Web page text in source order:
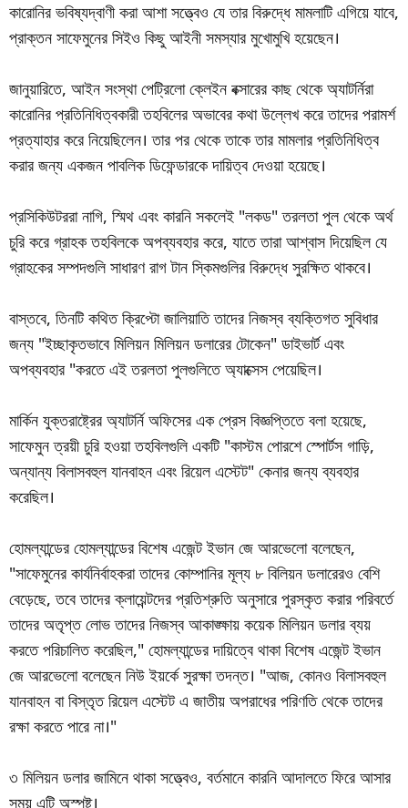
কারোনির ভবিষ্যদ্বাণী করা আশা সত্ত্বেও যে তার বিরুদ্ধে মামলাটি এগিয়ে যাবে,
প্রাক্তন সাফেমুনের সিইও কিছু আইনী সমস্যার মুখোমুখি হয়েছেন।
জানুয়ারিতে, আইন সংস্থা পেট্রিলো ক্লেইন বক্সারের কাছ থেকে অ্যাটর্নিরা
কারোনির প্রতিনিধিত্বকারী তহবিলের অভাবের কথা উল্লেখ করে তাদের পরামর্শ
প্রত্যাহার করে নিয়েছিলেন। তার পর থেকে তাকে তার মামলার প্রতিনিধিত্ব
করার জন্য একজন পাবলিক ডিফেন্ডারকে দায়িত্ব দেওয়া হয়েছে।
প্রসিকিউটররা নাগি, স্মিথ এবং কারনি সকলেই "লকড" তরলতা পুল থেকে অর্থ
চুরি করে গ্রাহক তহবিলকে অপব্যবহার করে, যাতে তারা আশ্বাস দিয়েছিল যে
গ্রাহকের সম্পদগুলি সাধারণ রাগ টান স্কিমগুলির বিরুদ্ধে সুরক্ষিত থাকবে।
বাস্তবে, তিনটি কথিত ক্রিপ্টো জালিয়াতি তাদের নিজস্ব ব্যক্তিগত সুবিধার
জন্য "ইচ্ছাকৃতভাবে মিলিয়ন মিলিয়ন ডলারের টোকেন" ডাইভার্ট এবং
অপব্যবহার "করতে এই তরলতা পুলগুলিতে অ্যাক্সেস পেয়েছিল।
মার্কিন যুক্তরাষ্ট্রের অ্যাটর্নি অফিসের এক প্রেস বিজ্ঞপ্তিতে বলা হয়েছে,
সাফেমুন ত্রয়ী চুরি হওয়া তহবিলগুলি একটি "কাস্টম পোরশে স্পোর্টস গাড়ি,
অন্যান্য বিলাসবহুল যানবাহন এবং রিয়েল এস্টেট" কেনার জন্য ব্যবহার
করেছিল।
হোমল্যান্ডের হোমল্যান্ডের বিশেষ এজেন্ট ইভান জে আরভেলো বলেছেন,
"সাফেমুনের কার্যনির্বাহকরা তাদের কোম্পানির মূল্য ৮ বিলিয়ন ডলারেরও বেশি
বেড়েছে, তবে তাদের ক্লায়েন্টদের প্রতিশ্রুতি অনুসারে পুরস্কৃত করার পরিবর্তে
তাদের অতৃপ্ত লোভ তাদের নিজস্ব আকাঙ্ক্ষায় কয়েক মিলিয়ন ডলার ব্যয়
করতে পরিচালিত করেছিল," হোমল্যান্ডের দায়িত্বে থাকা বিশেষ এজেন্ট ইভান
জে আরভেলো বলেছেন নিউ ইয়র্কে সুরক্ষা তদন্ত। "আজ, কোনও বিলাসবহুল
যানবাহন বা বিস্তৃত রিয়েল এস্টেট এ জাতীয় অপরাধের পরিণতি থেকে তাদের
রক্ষা করতে পারে না।"
৩ মিলিয়ন ডলার জামিনে থাকা সত্ত্বেও, বর্তমানে কারনি আদালতে ফিরে আসার
সময় এটি অস্পষ্ট।